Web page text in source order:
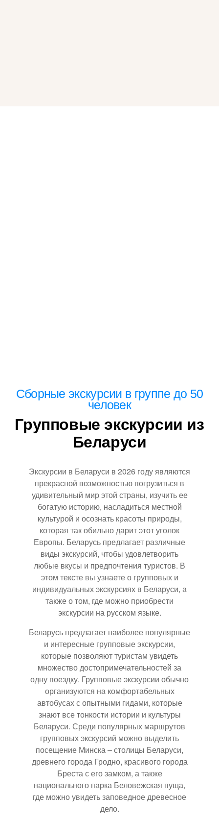
Сборные экскурсии в группе до 50
человек
Групповые экскурсии из
Беларуси
Экскурсии в Беларуси в 2026 году являются
прекрасной возможностью погрузиться в
удивительный мир этой страны, изучить ее
богатую историю, насладиться местной
культурой и осознать красоты природы,
которая так обильно дарит этот уголок
Европы. Беларусь предлагает различные
виды экскурсий, чтобы удовлетворить
любые вкусы и предпочтения туристов. В
этом тексте вы узнаете о групповых и
индивидуальных экскурсиях в Беларуси, а
также о том, где можно приобрести
экскурсии на русском языке.
Беларусь предлагает наиболее популярные
и интересные групповые экскурсии,
которые позволяют туристам увидеть
множество достопримечательностей за
одну поездку. Групповые экскурсии обычно
организуются на комфортабельных
автобусах с опытными гидами, которые
знают все тонкости истории и культуры
Беларуси. Среди популярных маршрутов
групповых экскурсий можно выделить
посещение Минска – столицы Беларуси,
древнего города Гродно, красивого города
Бреста с его замком, а также
национального парка Беловежская пуща,
где можно увидеть заповедное древесное
дело.